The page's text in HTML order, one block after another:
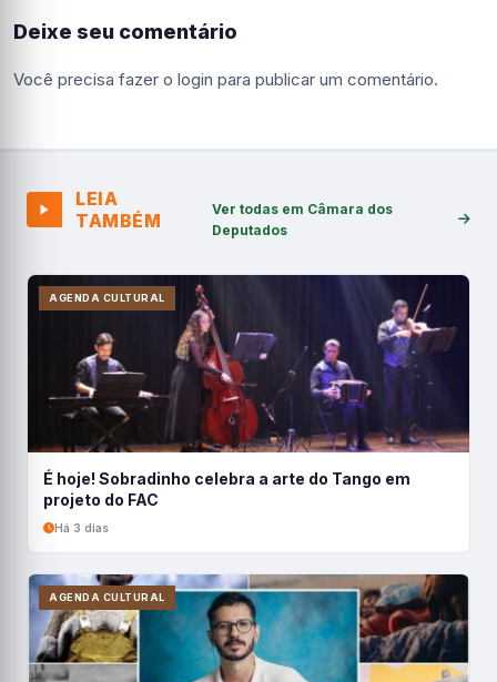
Deixe seu comentário
Você precisa fazer o login para publicar um comentário.
LEIA
TAMBÉM
Ver todas em Câmara dos
Deputados
AGENDA CULTURAL
É hoje! Sobradinho celebra a arte do Tango em
projeto do FAC
Há 3 dias
AGENDA CULTURAL